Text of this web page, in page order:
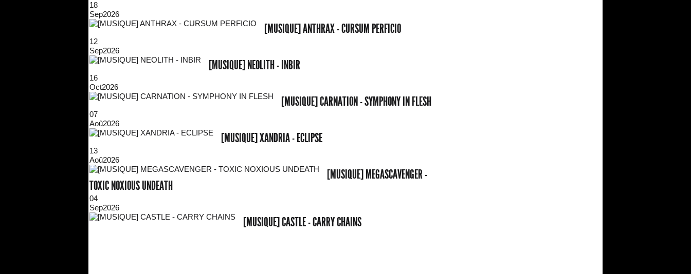
18
Sep2026
[MUSIQUE] ANTHRAX - CURSUM PERFICIO
12
Sep2026
[MUSIQUE] NEOLITH - INBIR
16
Oct2026
[MUSIQUE] CARNATION - SYMPHONY IN FLESH
07
Aoû2026
[MUSIQUE] XANDRIA - ECLIPSE
13
Aoû2026
[MUSIQUE] MEGASCAVENGER -
TOXIC NOXIOUS UNDEATH
04
Sep2026
[MUSIQUE] CASTLE - CARRY CHAINS